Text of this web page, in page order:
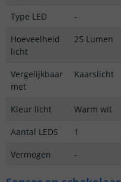
Type LED
-
Hoeveelheid
licht
25 Lumen
Vergelijkbaar
met
Kaarslicht
Kleur licht
Warm wit
Aantal LEDS
1
Vermogen
-